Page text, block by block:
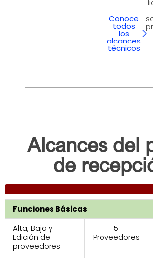
Conoce
todos
los
alcances
técnicos
Alcances del
de
Funciones Básicas
Alta, Baja y
Edición de
proveedores
5
Proveedores